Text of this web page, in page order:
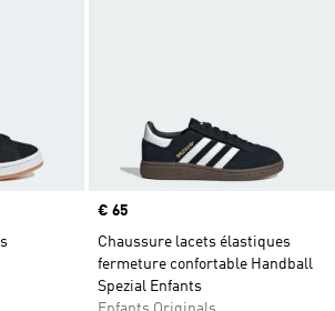
Prix
€ 65
Chaussure lacets élastiques
fermeture confortable Handball
Spezial Enfants